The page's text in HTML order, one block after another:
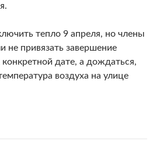
тепло 9 апреля, но члены
не привязать завершение
конкретной дате, а дождаться,
воздуха на улице